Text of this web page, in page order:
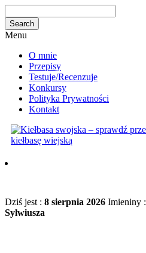
Menu
O mnie
Przepisy
Testuje/Recenzuje
Konkursy
Polityka Prywatności
Kontakt
Dziś jest : 8 sierpnia 2026 Imieniny :
Sylwiusza